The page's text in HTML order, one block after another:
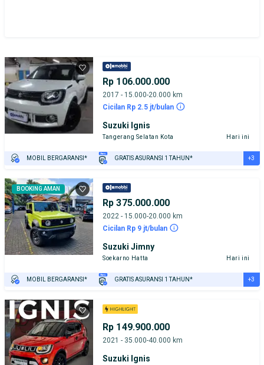
Rp 106.000.000
2017 - 15.000-20.000 km
Cicilan Rp 2.5 jt/bulan
Suzuki Ignis
Tangerang Selatan Kota Hari ini
MOBIL BERGARANSI* GRATIS ASURANSI 1 TAHUN*
PENJUAL TERVERIFIKASI
+3
BOOKING AMAN
Rp 375.000.000
2022 - 15.000-20.000 km
Cicilan Rp 9 jt/bulan
Suzuki Jimny
Soekarno Hatta Hari ini
MOBIL BERGARANSI* GRATIS ASURANSI 1 TAHUN*
PENJUAL TERVERIFIKASI
+3
Rp 149.900.000
2021 - 35.000-40.000 km
Suzuki Ignis